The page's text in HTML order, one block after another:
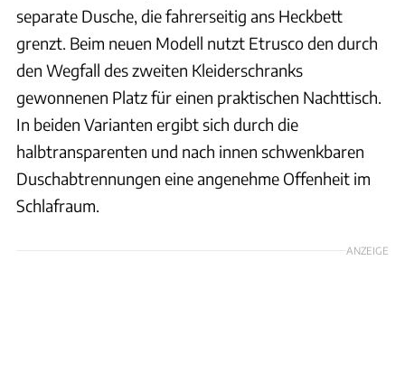
separate Dusche, die fahrerseitig ans Heckbett
grenzt. Beim neuen Modell nutzt Etrusco den durch
den Wegfall des zweiten Kleiderschranks
gewonnenen Platz für einen praktischen Nachttisch.
In beiden Varianten ergibt sich durch die
halbtransparenten und nach innen schwenkbaren
Duschabtrennungen eine angenehme Offenheit im
Schlafraum.
ANZEIGE